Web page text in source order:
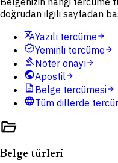
doğrudan ilgili sayfadan
translateYazılı tercümearrow_forward
verifiedYeminli tercümearrow_forward
gavelNoter onayıarrow_forward
publicApostilarrow_forward
description Belge tercümesiarrow_forward
languageTüm dillerde
folder_open
Belge türleri